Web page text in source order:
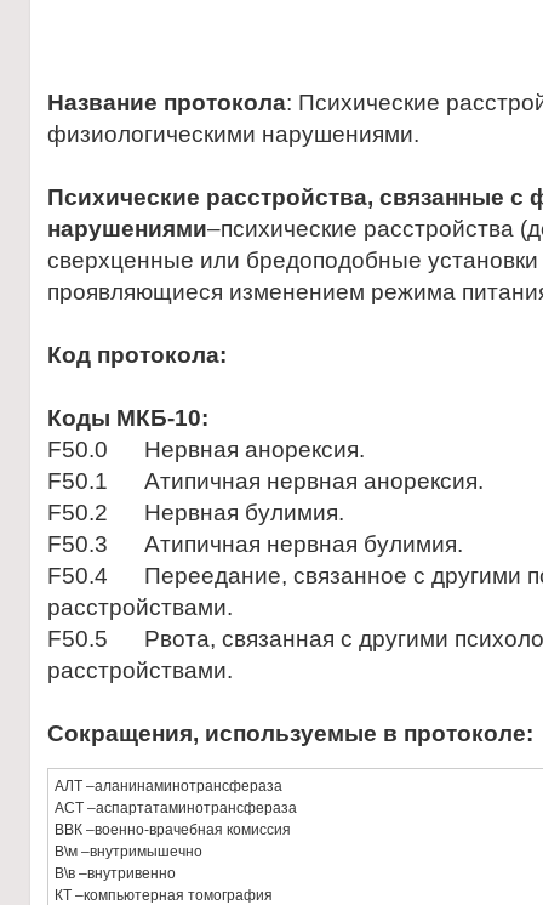
Название протокола: Психические
физиологическими нарушениями.
Психические расстройства, связанные с
нарушениями–психические расстройства
сверхценные или бредоподобные
проявляющиеся изменением режима
Код протокола:
Коды МКБ-10:
F50.0 Нервная анорексия.
F50.1 Атипичная нервная анорексия.
F50.2 Нервная булимия.
F50.3 Атипичная нервная булимия.
F50.4 Переедание, связанное с другими
расстройствами.
F50.5 Рвота, связанная с другими
расстройствами.
Сокращения, используемые в протоколе:
АЛТ –аланинаминотрансфераза
АСТ –аспартатаминотрансфераза
ВВК –военно-врачебная комиссия
В\м –внутримышечно
В\в –внутривенно
КТ –компьютерная томография